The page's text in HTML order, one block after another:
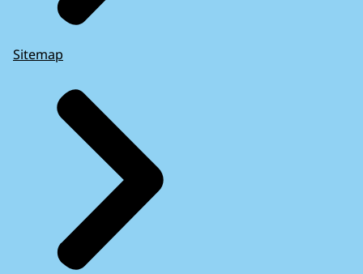
Sitemap